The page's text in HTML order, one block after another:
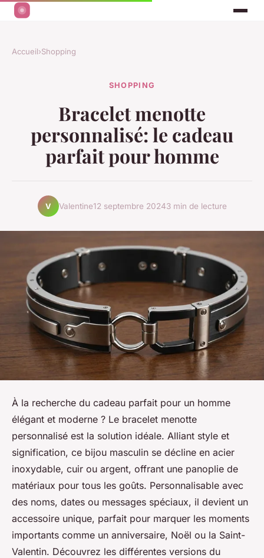
Accueil›Shopping
SHOPPING
Bracelet menotte
personnalisé: le cadeau
parfait pour homme
V Valentine12 septembre 20243 min de lecture
À la recherche du cadeau parfait pour un homme
élégant et moderne ? Le bracelet menotte
personnalisé est la solution idéale. Alliant style et
signification, ce bijou masculin se décline en acier
inoxydable, cuir ou argent, offrant une panoplie de
matériaux pour tous les goûts. Personnalisable avec
des noms, dates ou messages spéciaux, il devient un
accessoire unique, parfait pour marquer les moments
importants comme un anniversaire, Noël ou la Saint-
Valentin. Découvrez les différentes versions du